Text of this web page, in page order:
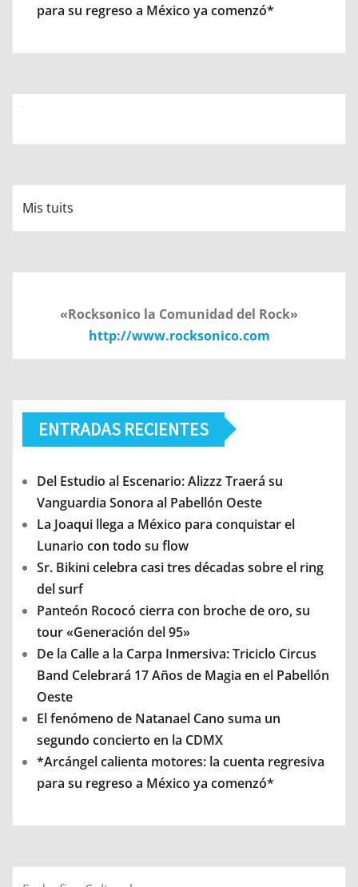
para su regreso a México ya comenzó*
Mis tuits
«Rocksonico la Comunidad del Rock»
http://www.rocksonico.com
ENTRADAS RECIENTES
Del Estudio al Escenario: Alizzz Traerá su
Vanguardia Sonora al Pabellón Oeste
La Joaqui llega a México para conquistar el
Lunario con todo su flow
Sr. Bikini celebra casi tres décadas sobre el ring
del surf
Panteón Rococó cierra con broche de oro, su
tour «Generación del 95»
De la Calle a la Carpa Inmersiva: Triciclo Circus
Band Celebrará 17 Años de Magia en el Pabellón
Oeste
El fenómeno de Natanael Cano suma un
segundo concierto en la CDMX
*Arcángel calienta motores: la cuenta regresiva
para su regreso a México ya comenzó*